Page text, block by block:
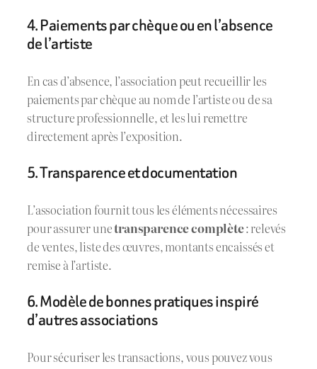
4. Paiements par chèque ou en l’absence
de l’artiste
En cas d’absence, l’association peut recueillir les
paiements par chèque au nom de l’artiste ou de sa
structure professionnelle, et les lui remettre
directement après l’exposition.
5. Transparence et documentation
L’association fournit tous les éléments nécessaires
pour assurer unetransparence complète: relevés
de ventes, liste des œuvres, montants encaissés et
remise à l’artiste.
6. Modèle de bonnes pratiques inspiré
d’autres associations
Pour sécuriser les transactions, vous pouvez vous